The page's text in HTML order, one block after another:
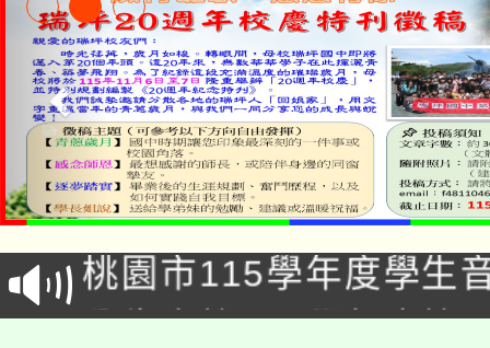
公告本校115學年度第
代理(課)教師甄選結果(
「2026金融保險知識
車」活動
桃園市115學年度學生
生本土語及新住民語歌
公告本校115學年度第